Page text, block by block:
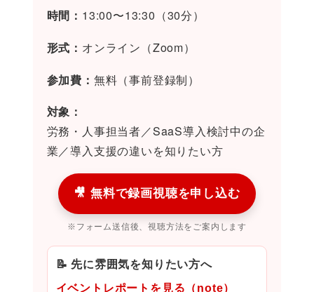
時間： 13:00〜13:30（30分）
形式： オンライン（Zoom）
参加費： 無料（事前登録制）
対象：
労務・人事担当者／SaaS導入検討中の企
業／導入支援の違いを知りたい方
🎥 無料で録画視聴を申し込む
※フォーム送信後、視聴方法をご案内します
📝 先に雰囲気を知りたい方へ
イベントレポートを見る（note）